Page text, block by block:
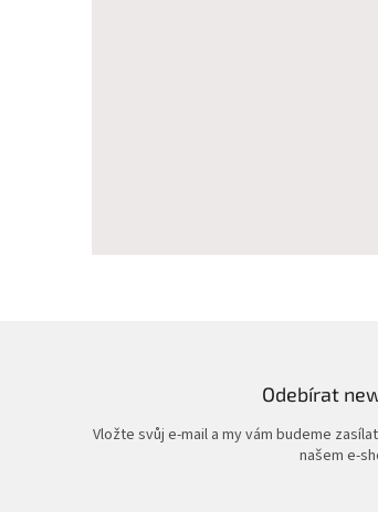
Odebírat
Vložte svůj e-mail a my vám budeme
našem e-